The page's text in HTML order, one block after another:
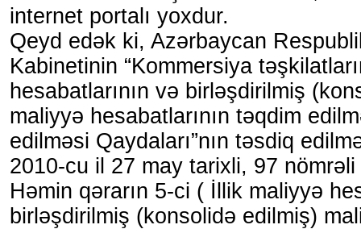
internet portalı yoxdur.
Qeyd edək ki, Azərbaycan
Kabinetinin “Kommersiya
hesabatlarının və birləşdirilmiş
maliyyə hesabatlarının təqdim
edilməsi Qaydaları”nın təsdiq
2010-cu il 27 may tarixli, 97 nömrəli
Həmin qərarın 5-ci ( İllik maliyyə
birləşdirilmiş (konsolidə edilmiş)